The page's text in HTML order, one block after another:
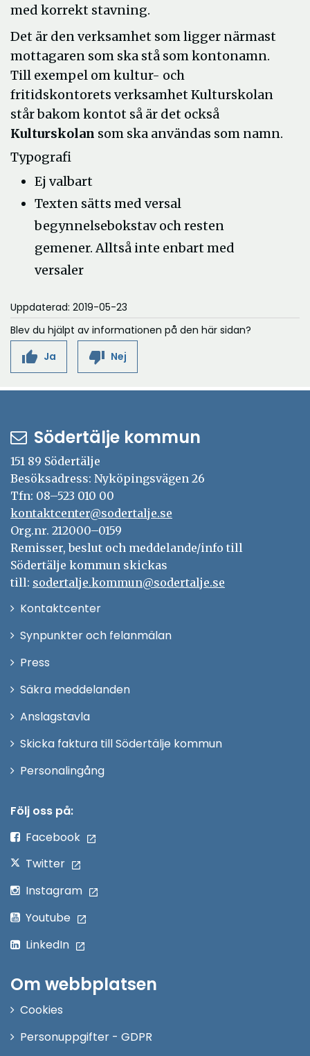
med korrekt stavning.
Det är den verksamhet som ligger närmast
mottagaren som ska stå som kontonamn.
Till exempel om kultur- och
fritidskontorets verksamhet Kulturskolan
står bakom kontot så är det också
Kulturskolan som ska användas som namn.
Typografi
Ej valbart
Texten sätts med versal
begynnelsebokstav och resten
gemener. Alltså inte enbart med
versaler
Uppdaterad: 2019-05-23
Blev du hjälpt av informationen på den här sidan?
thumb_up Ja thumb_down Nej
Södertälje kommun
151 89 Södertälje
Besöksadress: Nyköpingsvägen 26
Tfn: 08–523 010 00
kontaktcenter@sodertalje.se
Org.nr. 212000–0159
Remisser, beslut och meddelande/info till
Södertälje kommun skickas
till: sodertalje.kommun@sodertalje.se
KontaktcenterÖppna
Synpunkter och felanmälan
Press
fönster
Säkra meddelanden
Anslagstavla
Skicka faktura till Södertälje kommun
PersonalingångÖppna
Följ oss på:
Facebook
Twitter
Instagram
Youtube
LinkedIn
Om webbplatsen
Cookies
Personuppgifter - GDPR